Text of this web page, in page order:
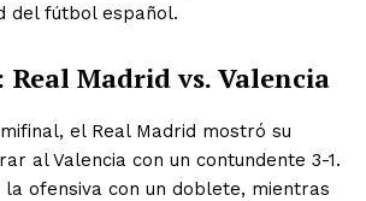
del fútbol español.
Real Madrid vs. Valencia
el Real Madrid mostró su
al Valencia con un contundente 3-1.
la ofensiva con un doblete, mientras